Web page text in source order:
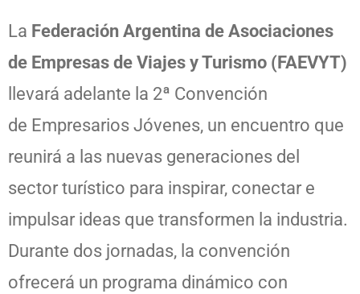
La Federación Argentina de Asociaciones
de Empresas de Viajes y Turismo (FAEVYT)
llevará adelante la 2ª Convención
de Empresarios Jóvenes, un encuentro que
reunirá a las nuevas generaciones del
sector turístico para inspirar, conectar e
impulsar ideas que transformen la industria.
Durante dos jornadas, la convención
ofrecerá un programa dinámico con